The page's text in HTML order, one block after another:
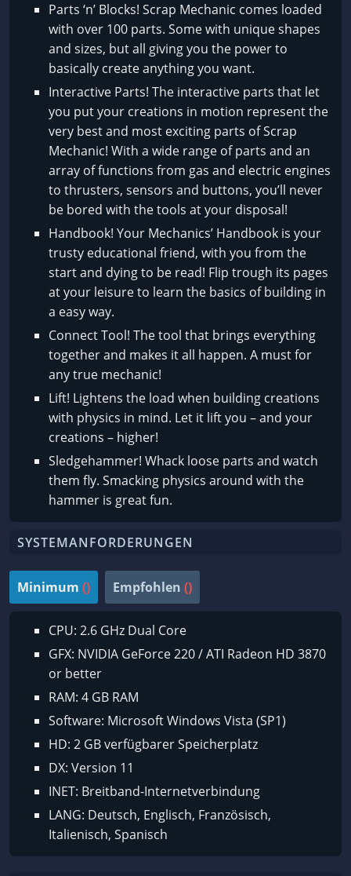
Parts ‘n’ Blocks! Scrap Mechanic comes loaded
with over 100 parts. Some with unique shapes
and sizes, but all giving you the power to
basically create anything you want.
Interactive Parts! The interactive parts that let
you put your creations in motion represent the
very best and most exciting parts of Scrap
Mechanic! With a wide range of parts and an
array of functions from gas and electric engines
to thrusters, sensors and buttons, you’ll never
be bored with the tools at your disposal!
Handbook! Your Mechanics’ Handbook is your
trusty educational friend, with you from the
start and dying to be read! Flip trough its pages
at your leisure to learn the basics of building in
a easy way.
Connect Tool! The tool that brings everything
together and makes it all happen. A must for
any true mechanic!
Lift! Lightens the load when building creations
with physics in mind. Let it lift you – and your
creations – higher!
Sledgehammer! Whack loose parts and watch
them fly. Smacking physics around with the
hammer is great fun.
SYSTEMANFORDERUNGEN
Minimum () Empfohlen ()
CPU: 2.6 GHz Dual Core
GFX: NVIDIA GeForce 220 / ATI Radeon HD 3870
or better
RAM: 4 GB RAM
Software: Microsoft Windows Vista (SP1)
HD: 2 GB verfügbarer Speicherplatz
DX: Version 11
INET: Breitband-Internetverbindung
LANG: Deutsch, Englisch, Französisch,
Italienisch, Spanisch